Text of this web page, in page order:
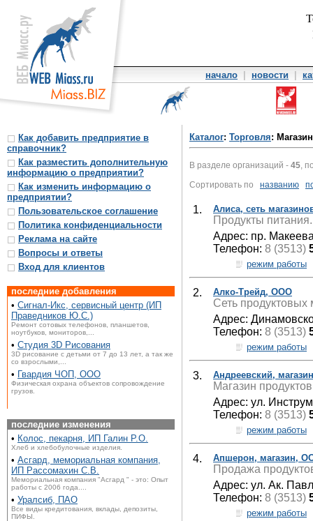
начало новости
Как добавить предприятие в
справочник?
Как разместить дополнительную
информацию о предприятии?
Как изменить информацию о
предприятии?
Пользовательское соглашение
Политика конфиденциальности
Реклама на сайте
Вопросы и ответы
Вход для клиентов
последние добавления
• Сигнал-Икс, сервисный центр (ИП
Праведников Ю.С.)
Ремонт сотовых телефонов, планшетов,
ноутбуков, мониторов,...
• Студия 3D Рисования
3D рисование с детьми от 7 до 13 лет, а так же
со взрослыми,...
• Гвардия ЧОП, ООО
Физическая охрана объектов сопровождение
грузов.
последние изменения
• Колос, пекарня, ИП Галин Р.О.
Хлеб и хлебобулочные изделия.
• Асгард, мемориальная компания,
ИП Рассомахин С.В.
Мемориальная компания "Асгард " - это: Опыт
работы с 2006 года....
• Уралсиб, ПАО
Все виды кредитования, вклады, депозиты,
ПИФЫ.
Каталог: Торговля:
В разделе организаций - 45 ,
Сортировать по названию
1. Алиса, сеть
Продукты питания.
Адрес: пр.
Телефон: 8 (3513)
режим работы
2. Алко-Трейд, ООО
Сеть продуктовых
Адрес:
Телефон: 8 (3513)
режим работы
3. Андреевский,
Магазин
Адрес: ул.
Телефон: 8 (3513)
режим работы
4. Апшерон, магазин,
Продажа
Адрес: ул. Ак.
Телефон: 8 (3513)
режим работы